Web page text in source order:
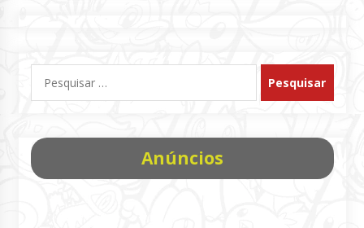
por:
Anúncios